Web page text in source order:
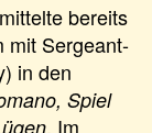
bereits
mit Sergeant-
in den
Spiel
. Im